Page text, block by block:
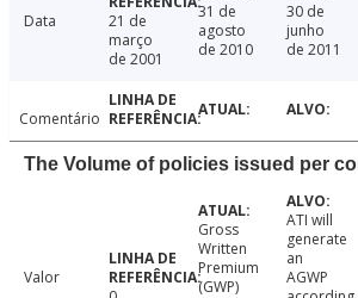
Data
21 de
março
de 2001
31 de
agosto
de 2010
30 de
junho
de 2011
Comentário
The Volume of policies issued per
Valor
Gross
Written
Premium
(GWP)
ATI will
generate
an
AGWP